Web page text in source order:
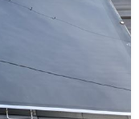
テ
ウ
ド
ク
ブ・
庭
人